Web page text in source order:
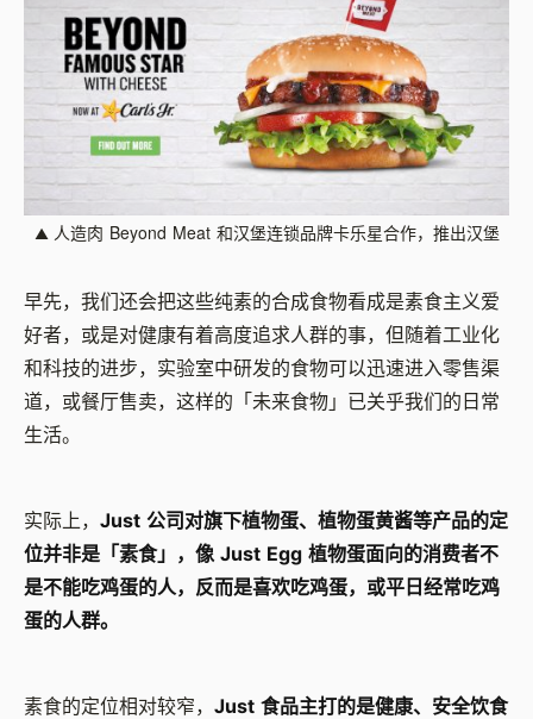
▲ 人造肉 Beyond Meat 和汉堡连锁品牌卡乐星合作，推出汉堡
早先，我们还会把这些纯素的合成食物看成是素食主义爱
好者，或是对健康有着高度追求人群的事，但随着工业化
和科技的进步，实验室中研发的食物可以迅速进入零售渠
道，或餐厅售卖，这样的「未来食物」已关乎我们的日常
生活。
实际上， Just 公司对旗下植物蛋、植物蛋黄酱等产品的定
位并非是「素食」，像 Just Egg 植物蛋面向的消费者不
是不能吃鸡蛋的人，反而是喜欢吃鸡蛋，或平日经常吃鸡
蛋的人群。
素食的定位相对较窄， Just 食品主打的是健康、安全饮食